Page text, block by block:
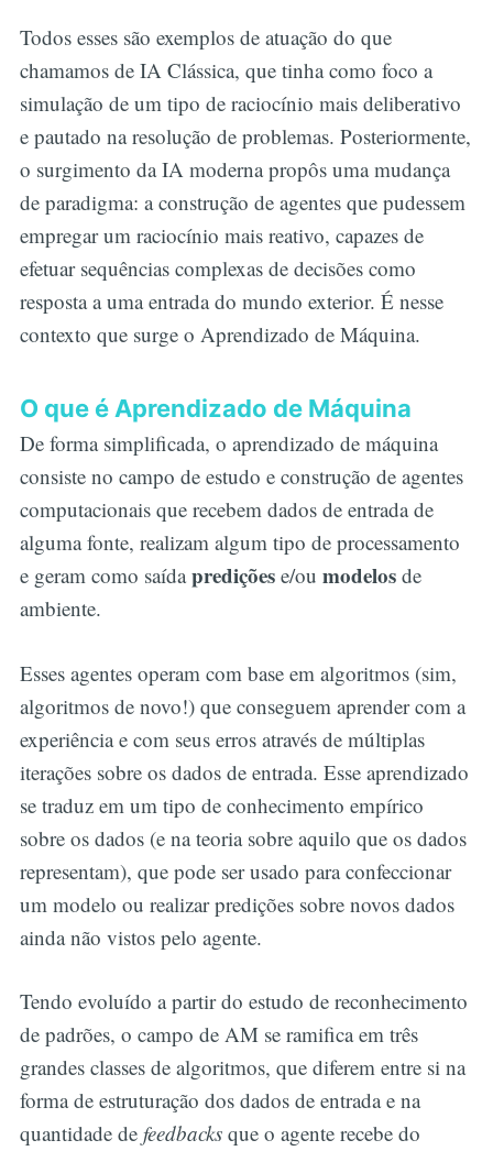
Todos esses são exemplos de atuação do que
chamamos de IA Clássica, que tinha como foco a
simulação de um tipo de raciocínio mais deliberativo
e pautado na resolução de problemas. Posteriormente,
o surgimento da IA moderna propôs uma mudança
de paradigma: a construção de agentes que pudessem
empregar um raciocínio mais reativo, capazes de
efetuar sequências complexas de decisões como
resposta a uma entrada do mundo exterior. É nesse
contexto que surge o Aprendizado de Máquina.
O que é Aprendizado de Máquina
De forma simplificada, o aprendizado de máquina
consiste no campo de estudo e construção de agentes
computacionais que recebem dados de entrada de
alguma fonte, realizam algum tipo de processamento
e geram como saídaprediçõese/ou modelosde
ambiente.
Esses agentes operam com base em algoritmos (sim,
algoritmos de novo!) que conseguem aprender com a
experiência e com seus erros através de múltiplas
iterações sobre os dados de entrada. Esse aprendizado
se traduz em um tipo de conhecimento empírico
sobre os dados (e na teoria sobre aquilo que os dados
representam), que pode ser usado para confeccionar
um modelo ou realizar predições sobre novos dados
ainda não vistos pelo agente.
Tendo evoluído a partir do estudo de reconhecimento
de padrões, o campo de AM se ramifica em três
grandes classes de algoritmos, que diferem entre si na
forma de estruturação dos dados de entrada e na
quantidade de feedbacksque o agente recebe do